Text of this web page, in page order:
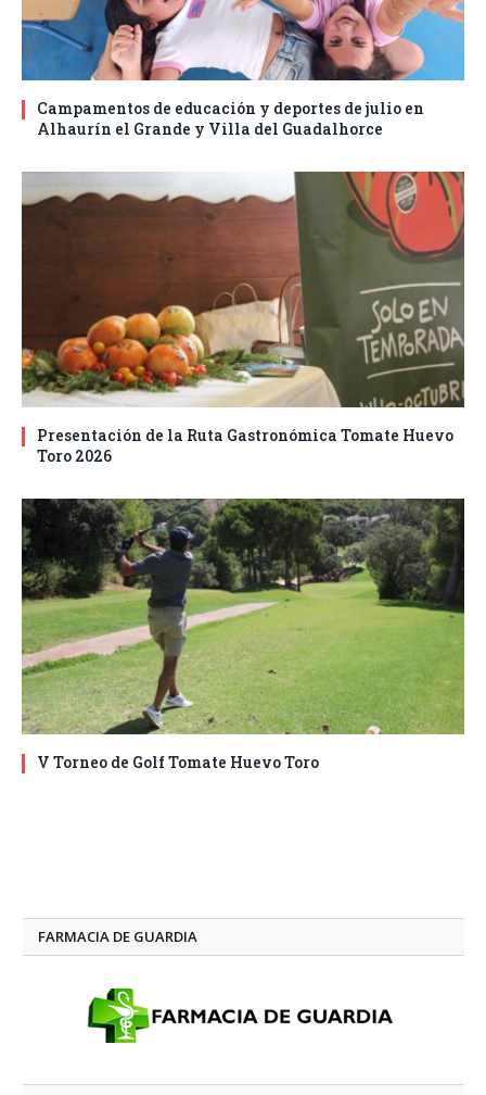
Campamentos de educación y deportes de julio en
Alhaurín el Grande y Villa del Guadalhorce
Presentación de la Ruta Gastronómica Tomate Huevo
Toro 2026
V Torneo de Golf Tomate Huevo Toro
FARMACIA DE GUARDIA